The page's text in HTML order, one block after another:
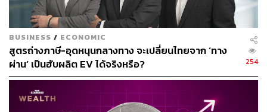
5%
ศูนย์วิจัยกสิกรไทยวิเคราะห์ว่า ปัจจุบันแม้เม็ดเงินกระตุ้น
เศรษฐกิจจีนจะเพิ่มขึ้นจากปีก่อน แต่ในปี 2025 เศรษฐกิจจีน
ยังเผชิญความเสี่ยงหลายด้านเศรษฐกิจโดยเศรษฐกิจจีนมีแนว
โน้มเติบโตที่ 4.6% ต่ำกว่าเป้าที่ 5% เนื่องจากความเสี่ยงดังนี้
BUSINESS / ECONOMIC
สูตรถ่างภาษี-อุดหนุนกลางทาง จะเปลี่ยนไทยจาก ‘ทาง
ผ่าน’ เป็นฮับผลิต EV ได้จริงหรือ?
254